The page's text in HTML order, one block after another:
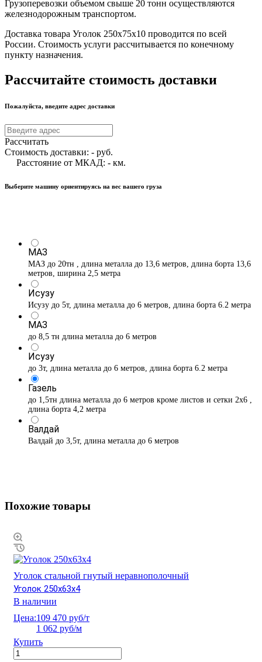
Грузоперевозки объемом свыше 20 тонн осуществляются
железнодорожным транспортом.
Доставка товара Уголок 250х75х10 проводится по всей
России. Стоимость услуги рассчитывается по конечному
пункту назначения.
Рассчитайте стоимость доставки
Пожалуйста, введите адрес доставки
Рассчитать
Стоимость доставки: - руб.
Расстояние от МКАД: - км.
Выберите машину ориентируясь на вес вашего груза
МАЗ
МАЗ до 20тн , длина металла до 13,6 метров, длина борта 13,6
метров, ширина 2,5 метра
Исузу
Исузу до 5т, длина металла до 6 метров, длина борта 6.2 метра
МАЗ
до 8,5 тн длина металла до 6 метров
Исузу
до 3т, длина металла до 6 метров, длина борта 6.2 метра
Газель
до 1,5тн длина металла до 6 метров кроме листов и сетки 2х6 ,
длина борта 4,2 метра
Валдай
Валдай до 3,5т, длина металла до 6 метров
Похожие товары
Уголок стальной гнутый неравнополочный
Уголок 250х63х4
В наличии
Цена:109 470 руб/т
1 062 руб/м
Купить